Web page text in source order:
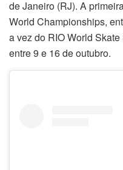
de Janeiro (RJ). A
World Championships,
a vez do RIO World
entre 9 e 16 de outubro.